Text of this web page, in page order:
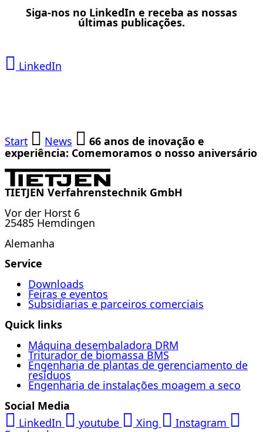
Siga-nos no LinkedIn e receba as nossas
últimas publicações.
LinkedIn
Start News
66 anos de inovação e
experiência: Comemoramos o nosso aniversário
TIETJEN Verfahrenstechnik GmbH
Vor der Horst 6
25485 Hemdingen
Alemanha
Service
Downloads
Feiras e eventos
Subsidiarias e parceiros comerciais
Quick links
Máquina desembaladora DRM
Triturador de biomassa BMS
Engenharia de plantas de gerenciamento de
resíduos
Engenharia de instalações moagem a seco
Social Media
LinkedIn
youtube Xing
Instagram